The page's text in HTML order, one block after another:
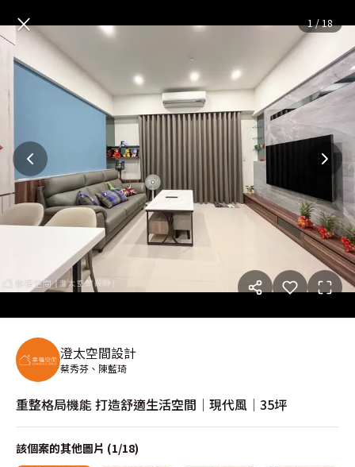
重整格局機能 打造舒適生活
× 1/18
澄太空間設計
蔡秀芬、陳藍琦
重整格局機能 打造舒適生活空間│現代風│35坪
該個案的其他圖片 (1/18)